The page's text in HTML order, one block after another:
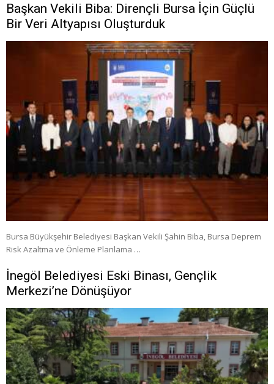
Başkan Vekili Biba: Dirençli Bursa İçin Güçlü
Bir Veri Altyapısı Oluşturduk
Bursa Büyükşehir Belediyesi Başkan Vekili Şahin Biba, Bursa Deprem
Risk Azaltma ve Önleme Planlama …
İnegöl Belediyesi Eski Binası, Gençlik
Merkezi’ne Dönüşüyor